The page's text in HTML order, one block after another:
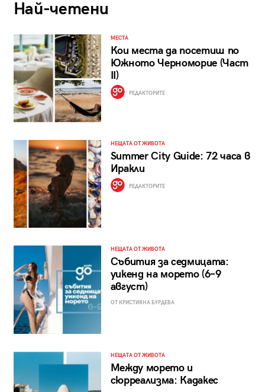
Най-четени
МЕСТА
Кои места да посетиш по
Южното Черноморие (Част
II)
РЕДАКТОРИТЕ
НЕЩАТА ОТ ЖИВОТА
Summer City Guide: 72 часа в
Иракли
РЕДАКТОРИТЕ
НЕЩАТА ОТ ЖИВОТА
Събития за седмицата:
уикенд на морето (6–9
август)
ОТ КРИСТИЯНА БУРДЕВА
НЕЩАТА ОТ ЖИВОТА
Между морето и
сюрреализма: Кадакес